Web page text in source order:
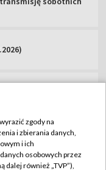
Kraków [NA
zgody na
i zbierania danych,
i ich
osobowych przez
dalej również „TVP”),